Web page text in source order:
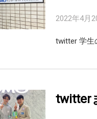
2022年4月
twitter 学
twitter